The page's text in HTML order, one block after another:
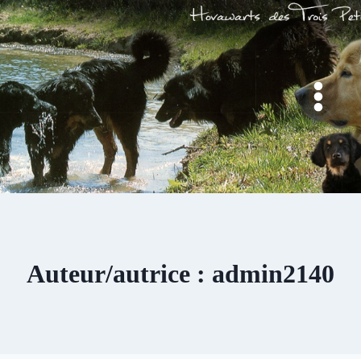
Aller
au
contenu
Auteur/autrice : admin2140